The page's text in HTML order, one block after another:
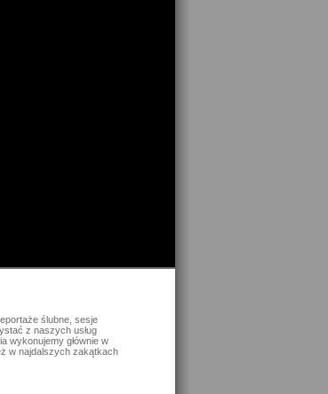
ślubne, sesje
z naszych usług
wykonujemy głównie w
w najdalszych zakątkach